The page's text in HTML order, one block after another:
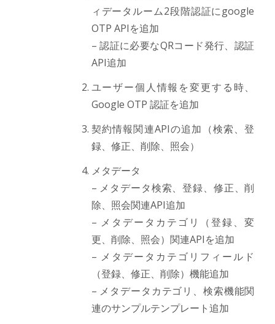
ィデータルーム2段階認証にgoogle
OTP APIを追加
– 認証に必要なQRコード発行、認証
API追加
ユーザー個人情報を変更する時、
Google OTP 認証を追加
契約情報関連APIの追加（検索、登
録、修正、削除、照会）
メタデータ
– メタデータ検索、登録、修正、削
除、照会関連API追加
– メタデータカテゴリ（登録、変
更、削除、照会）関連APIを追加
– メタデータカテゴリフィールド
（登録、修正、削除）機能追加
– メタデータカテゴリ、検索機能関
連のサンプルテンプレート追加